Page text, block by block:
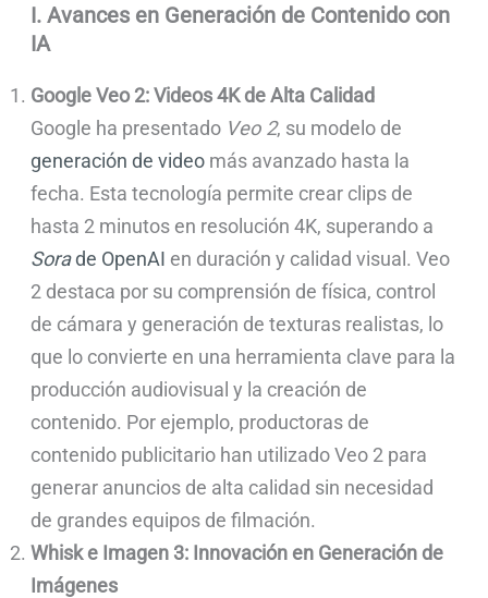
I. Avances en Generación de Contenido con
IA
Google Veo 2: Videos 4K de Alta Calidad
Google ha presentado Veo 2, su modelo de
generación de video más avanzado hasta la
fecha. Esta tecnología permite crear clips de
hasta 2 minutos en resolución 4K, superando a
Sorade OpenAI en duración y calidad visual. Veo
2 destaca por su comprensión de física, control
de cámara y generación de texturas realistas, lo
que lo convierte en una herramienta clave para la
producción audiovisual y la creación de
contenido. Por ejemplo, productoras de
contenido publicitario han utilizado Veo 2 para
generar anuncios de alta calidad sin necesidad
de grandes equipos de filmación.
Whisk e Imagen 3: Innovación en Generación de
Imágenes